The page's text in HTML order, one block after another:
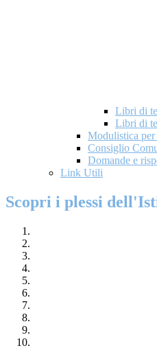
Libri di
Libri di
Modulistica
Consiglio
Domande e
Link Utili
Scopri i plessi